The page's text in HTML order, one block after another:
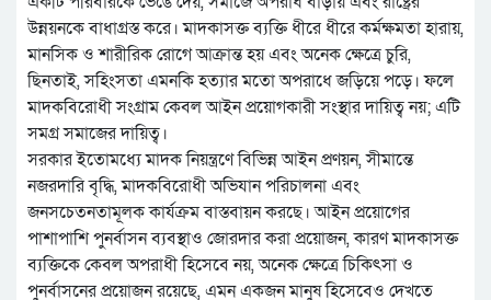
উন্নয়নকে বাধাগ্রস্ত করে। মাদকাসক্ত ব্যক্তি ধীরে ধীরে কর্মক্ষমতা হারায়,
মানসিক ও শারীরিক রোগে আক্রান্ত হয় এবং অনেক ক্ষেত্রে চুরি,
ছিনতাই, সহিংসতা এমনকি হত্যার মতো অপরাধে জড়িয়ে পড়ে। ফলে
মাদকবিরোধী সংগ্রাম কেবল আইন প্রয়োগকারী সংস্থার দায়িত্ব নয়; এটি
সমগ্র সমাজের দায়িত্ব।
সরকার ইতোমধ্যে মাদক নিয়ন্ত্রণে বিভিন্ন আইন প্রণয়ন, সীমান্তে
নজরদারি বৃদ্ধি, মাদকবিরোধী অভিযান পরিচালনা এবং
জনসচেতনতামূলক কার্যক্রম বাস্তবায়ন করছে। আইন প্রয়োগের
পাশাপাশি পুনর্বাসন ব্যবস্থাও জোরদার করা প্রয়োজন, কারণ মাদকাসক্ত
ব্যক্তিকে কেবল অপরাধী হিসেবে নয়, অনেক ক্ষেত্রে চিকিৎসা ও
পুনর্বাসনের প্রয়োজন রয়েছে, এমন একজন মানুষ হিসেবেও দেখতে